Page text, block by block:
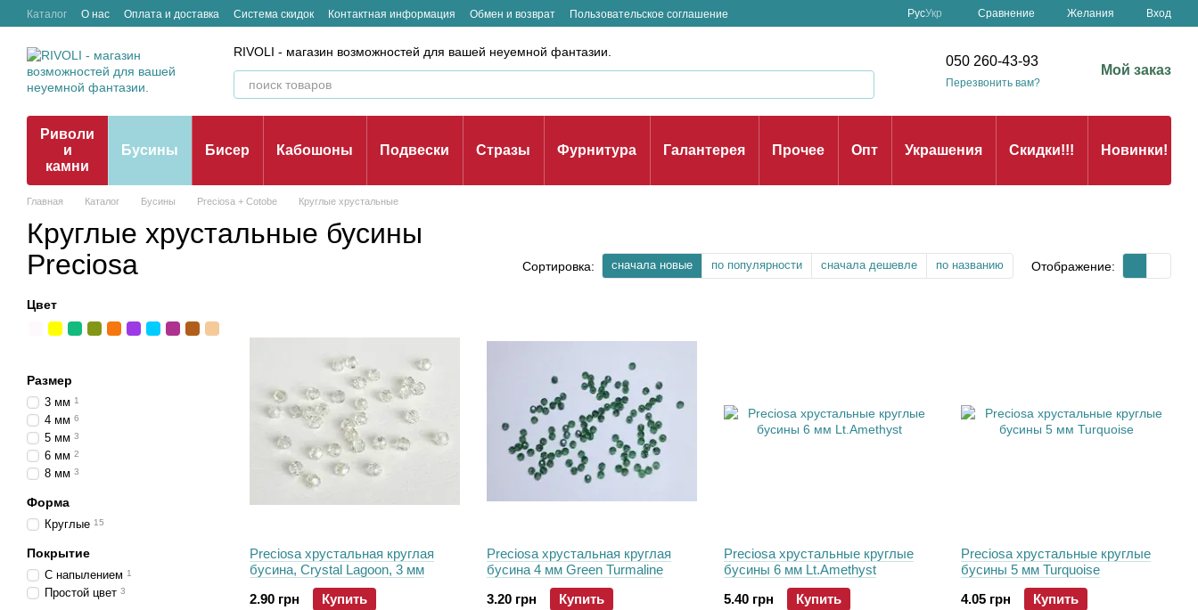
Перейти к основному контенту
Каталог О нас Оплата и доставка Система скидок Контактная информация Обмен и возврат
Пользовательское соглашение
РусУкр Сравнение Желания Вход
RIVOLI - магазин возможностей для вашей неуемной фантазии.
050 260-43-93
Перезвонить вам?
Мой заказ
Риволи
и
камни
Бусины Бисер Кабошоны Подвески Стразы Фурнитура Галантерея Прочее Опт Украшения Скидки!!! Новинки!
Главная Каталог Бусины Preciosa + Cotobe Круглые хрустальные
Круглые хрустальные бусины
Preciosa
Сортировка: сначала новые по популярности сначала дешевле по названию Отображение:
Preciosa хрустальная круглая
бусина, Crystal Lagoon, 3 мм
2.90 грн
Купить
Preciosa хрустальная круглая
бусина 4 мм Green Turmaline
3.20 грн
Купить
Preciosa хрустальные круглые
бусины 6 мм Lt.Amethyst
5.40 грн
Купить
Preciosa хрустальные круглые
бусины 5 мм Turquoise
4.05 грн
Купить
Цвет
Размер
3 мм 1
4 мм 6
5 мм 3
6 мм 2
8 мм 3
Форма
Круглые 15
Покрытие
C напылением 1
Простой цвет 3